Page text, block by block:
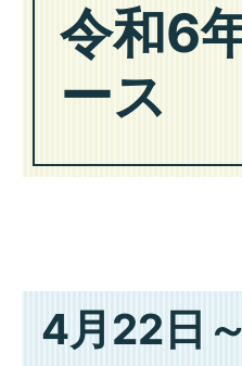
令和6
ース
4月22日